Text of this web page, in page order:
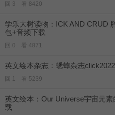
回 3 看 8420
学乐大树读物：ICK AND CRUD
包+音频下载
回 0 看 4871
英文绘本杂志：蟋蟀杂志
回 1 看 5239
英文绘本：Our Universe宇宙元
载